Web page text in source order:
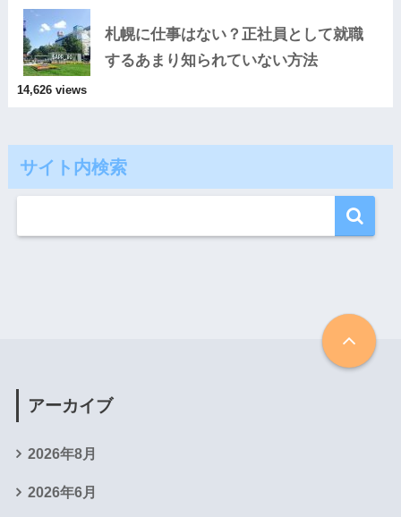
札幌に仕事はない？正社員として就職
するあまり知られていない方法
14,626 views
サイト内検索
アーカイブ
2026年8月
2026年6月